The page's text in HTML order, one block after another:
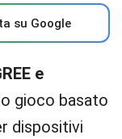
su Google
e
gioco basato
dispositivi